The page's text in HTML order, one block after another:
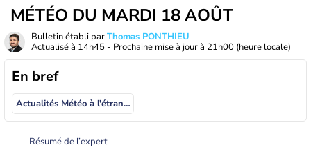
MÉTÉO DU MARDI 18 AOÛT
Bulletin établi parThomas PONTHIEU
Actualisé à 14h45 - Prochaine mise à jour à 21h00 (heure locale)
En bref
Actualités Météo à l'étranger
Résumé de l’expert